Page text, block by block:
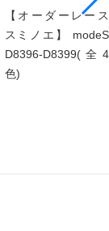
【オーダーレース
スミノエ】 modeS
D8396-D8399(全4
色)